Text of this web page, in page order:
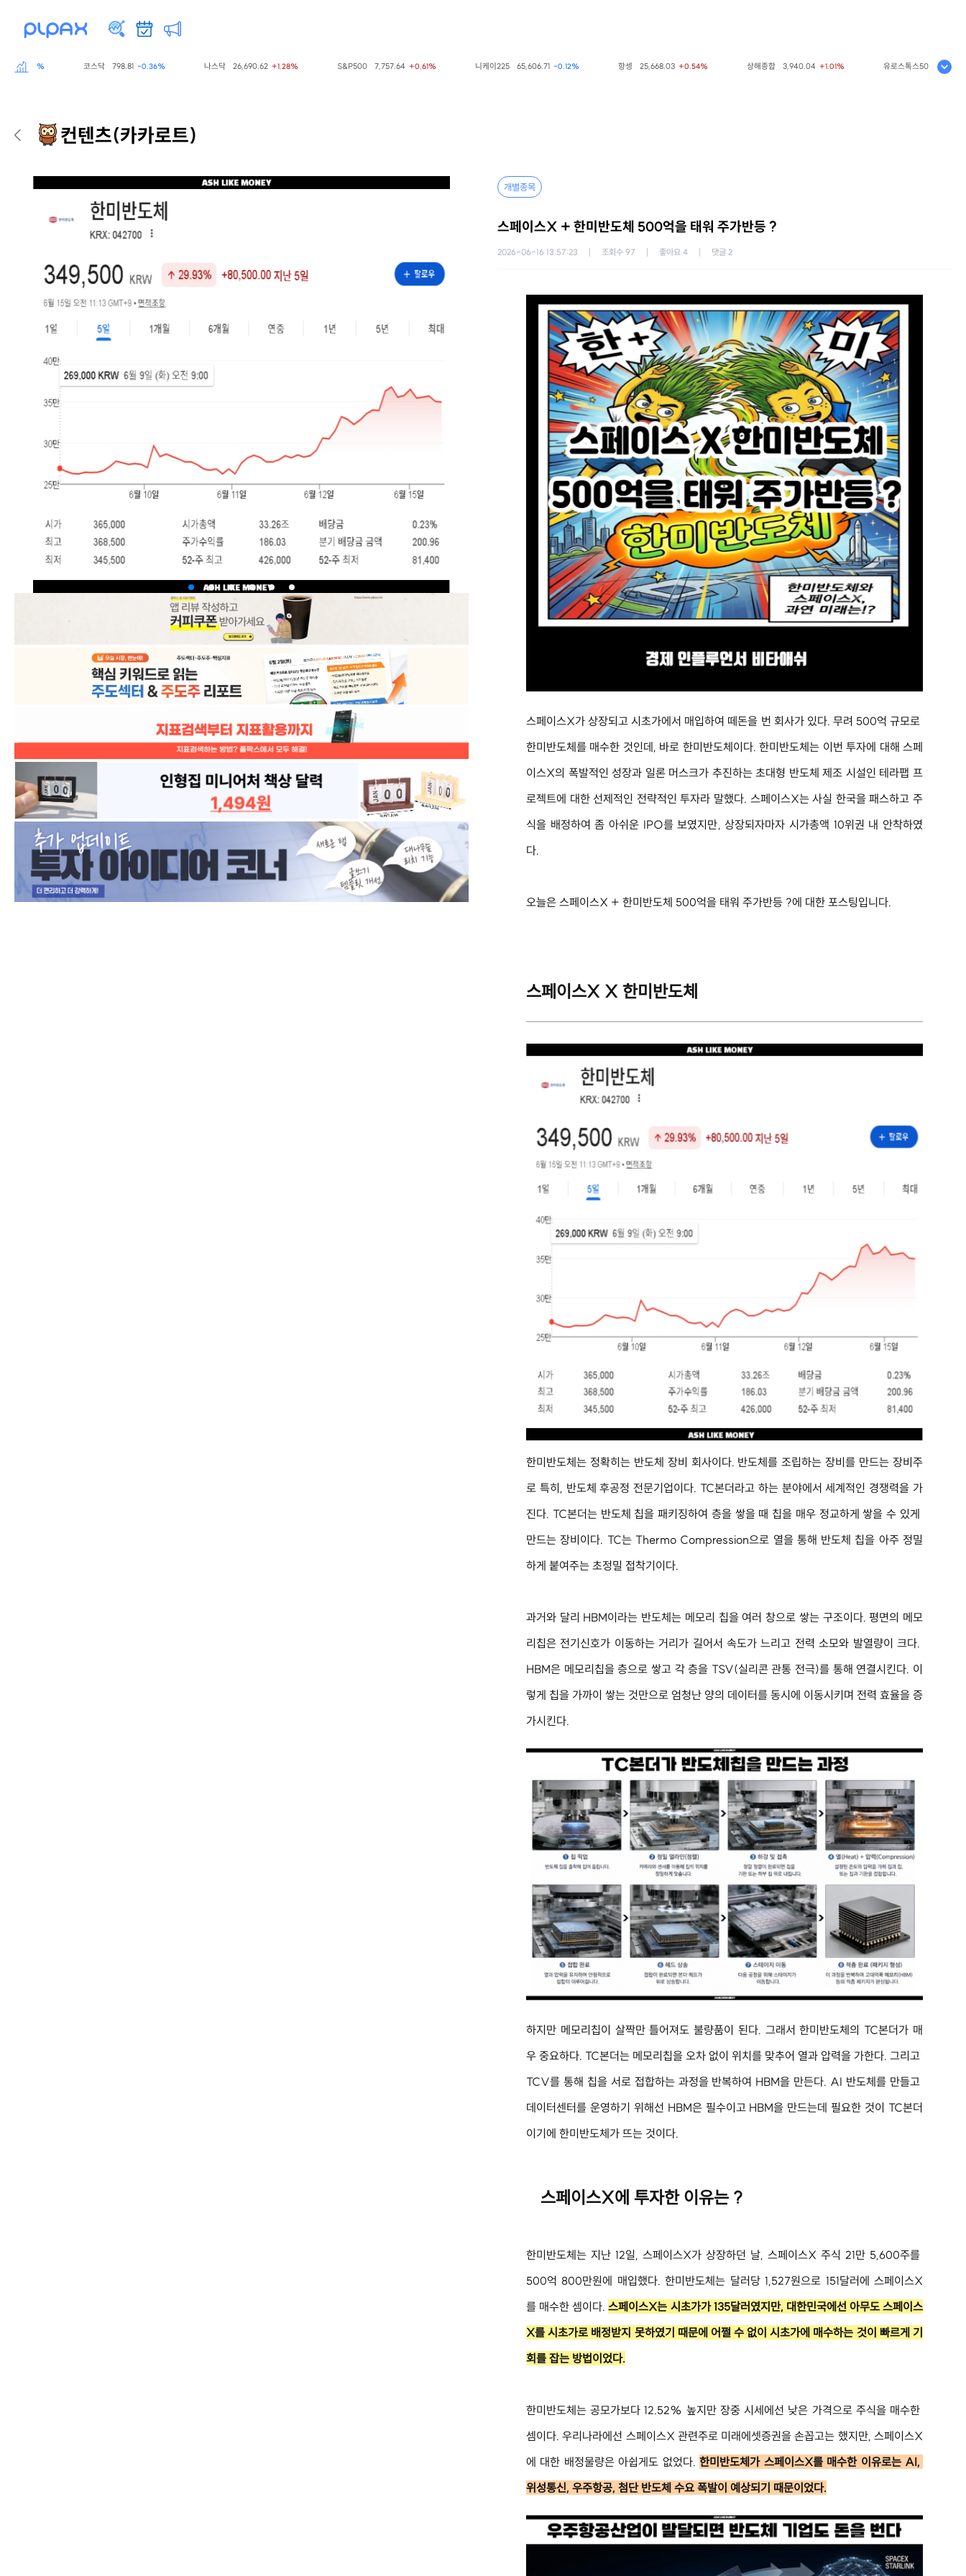
798.81 -0.36% 26,690.62 +1.28% S&P500 7,757.64 +0.61% 니케이225 65,606.71 -0.12% 25,668.03 +0.54% 상해종합 3,940.04 +1.01% 유로스톡스50 6,523.86
컨텐츠(카카로트)
개별종목
스페이스X + 한미반도체 500억을 태워 주가반등 ?
2026-06-16 13:57:23 조회수 97 좋아요 4 댓글 2
스페이스X가 상장되고 시초가에서 매입하여 떼돈을 번 회사가 있다. 무려 500억 규모로
한미반도체를 매수한 것인데, 바로 한미반도체이다. 한미반도체는 이번 투자에 대해 스페
이스X의 폭발적인 성장과 일론 머스크가 추진하는 초대형 반도체 제조 시설인 테라팹 프
로젝트에 대한 선제적인 전략적인 투자라 말했다. 스페이스X는 사실 한국을 패스하고 주
식을 배정하여 좀 아쉬운 IPO를 보였지만, 상장되자마자 시가총액 10위권 내 안착하였
다.
오늘은 스페이스X + 한미반도체 500억을 태워 주가반등 ?에 대한 포스팅입니다.
스페이스X X 한미반도체
한미반도체는 정확히는 반도체 장비 회사이다. 반도체를 조립하는 장비를 만드는 장비주
로 특히, 반도체 후공정 전문기업이다. TC본더라고 하는 분야에서 세계적인 경쟁력을 가
진다. TC본더는 반도체 칩을 패키징하여 층을 쌓을 때 칩을 매우 정교하게 쌓을 수 있게
만드는 장비이다. TC는 Thermo Compression으로 열을 통해 반도체 칩을 아주 정밀
하게 붙여주는 초정밀 접착기이다.
과거와 달리 HBM이라는 반도체는 메모리 칩을 여러 창으로 쌓는 구조이다. 평면의 메모
리칩은 전기신호가 이동하는 거리가 길어서 속도가 느리고 전력 소모와 발열량이 크다.
HBM은 메모리칩을 층으로 쌓고 각 층을 TSV(실리콘 관통 전극)를 통해 연결시킨다. 이
렇게 칩을 가까이 쌓는 것만으로 엄청난 양의 데이터를 동시에 이동시키며 전력 효율을 증
가시킨다.
하지만 메모리칩이 살짝만 틀어져도 불량품이 된다. 그래서 한미반도체의 TC본더가 매
우 중요하다. TC본더는 메모리칩을 오차 없이 위치를 맞추어 열과 압력을 가한다. 그리고
TCV를 통해 칩을 서로 접합하는 과정을 반복하여 HBM을 만든다. AI 반도체를 만들고
데이터센터를 운영하기 위해선 HBM은 필수이고 HBM을 만드는데 필요한 것이 TC본더
이기에 한미반도체가 뜨는 것이다.
스페이스X에 투자한 이유는 ?
한미반도체는 지난 12일, 스페이스X가 상장하던 날, 스페이스X 주식 21만 5,600주를
500억 800만원에 매입했다. 한미반도체는 달러당 1,527원으로 151달러에 스페이스X
를 매수한 셈이다. 스페이스X는 시초가가 135달러였지만, 대한민국에선 아무도 스페이스
X를 시초가로 배정받지 못하였기 때문에 어쩔 수 없이 시초가에 매수하는 것이 빠르게 기
회를 잡는 방법이었다.
한미반도체는 공모가보다 12.52% 높지만 장중 시세에선 낮은 가격으로 주식을 매수한
셈이다. 우리나라에선 스페이스X 관련주로 미래에셋증권을 손꼽고는 했지만, 스페이스X
에 대한 배정물량은 아쉽게도 없었다. 한미반도체가 스페이스X를 매수한 이유로는 AI,
위성통신, 우주항공, 첨단 반도체 수요 폭발이 예상되기 때문이었다.